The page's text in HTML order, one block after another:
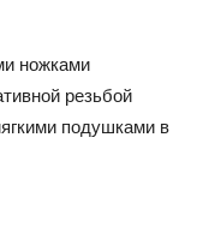
ножками
резьбой
подушками в